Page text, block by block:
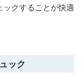
クすることが快適
ック